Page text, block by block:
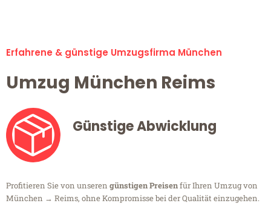
Erfahrene & günstige Umzugsfirma München
Umzug München Reims
Günstige Abwicklung
Profitieren Sie von unseren günstigen Preisenfür Ihren Umzug von
München → Reims, ohne Kompromisse bei der Qualität einzugehen.